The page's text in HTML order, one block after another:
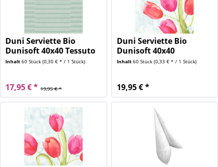
Duni Serviette Bio
Dunisoft 40x40 Tessuto
Mint...
Inhalt60 Stück(0,30 € * / 1 Stück)
19,95 € *
17,95 € *
Duni Serviette Bio
Dunisoft 40x40
Painted...
Inhalt 60 Stück (0,33 € * / 1 Stück)
19,95 € *